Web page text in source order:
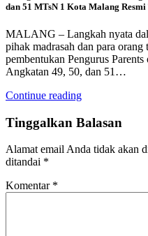
dan 51 MTsN 1 Kota Malang
MALANG – Langkah nyata
pihak madrasah dan para
pembentukan Pengurus
Angkatan 49, 50, dan 51…
Continue reading
Tinggalkan Balasan
Alamat email Anda tidak akan
ditandai *
Komentar *